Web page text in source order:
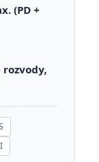
(PD +